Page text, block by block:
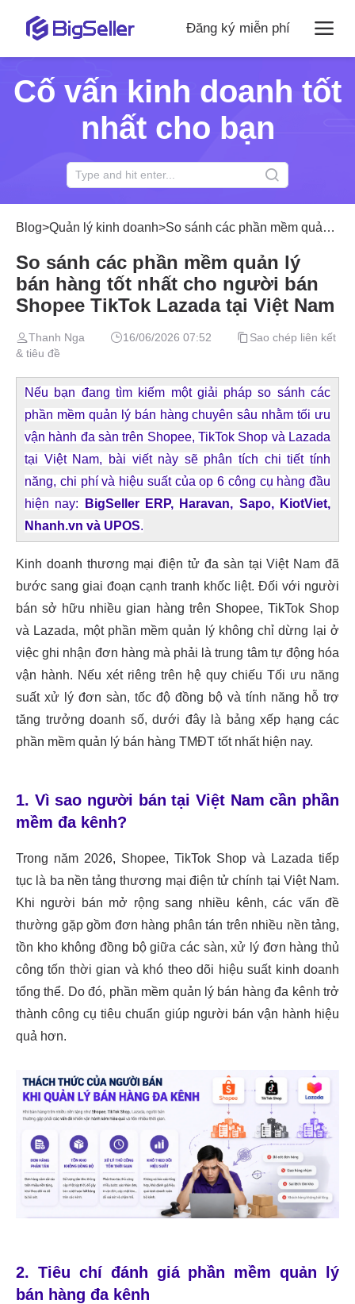
Đăng ký miễn phí
Cố vấn kinh doanh tốt
nhất cho bạn
Blog>Quản lý kinh doanh>So sánh các phần mềm quản lý bán hàng tốt nhất cho người bán Shopee TikTok Lazada tại Việt Nam
So sánh các phần mềm quản lý
bán hàng tốt nhất cho người bán
Shopee TikTok Lazada tại Việt Nam
Thanh Nga 16/06/2026 07:52
Sao chép liên kết
& tiêu đề